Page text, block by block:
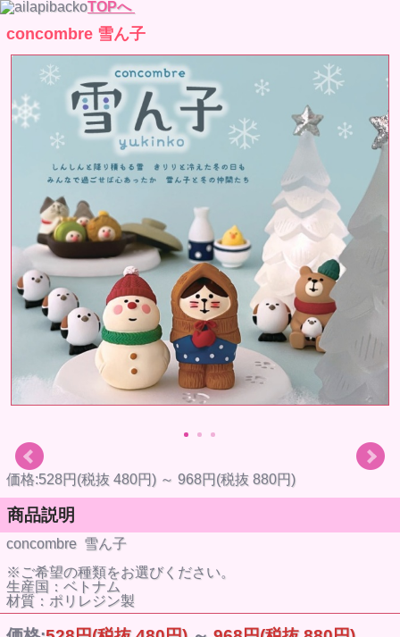
TOPへ
concombre 雪ん子
価格:528円(税抜 480円) ～ 968円(税抜 880円)
商品説明
concombre 雪ん子
※ご希望の種類をお選びください。
生産国：ベトナム
材質：ポリレジン製